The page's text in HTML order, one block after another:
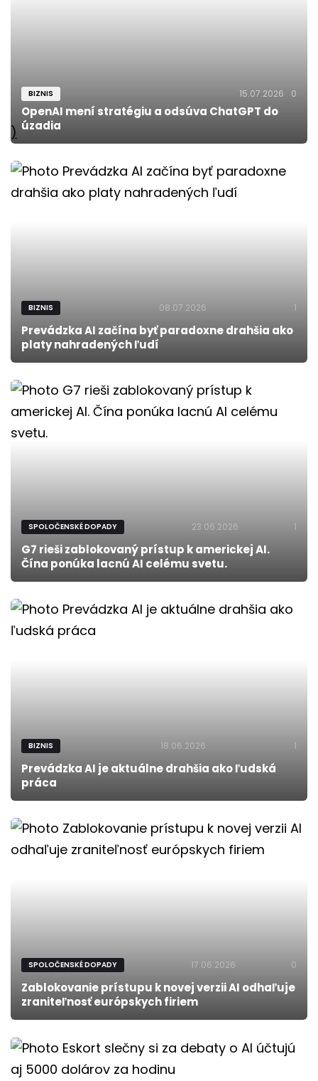
)
BIZNIS 15.07.2026 0
OpenAI mení stratégiu a odsúva ChatGPT do
úzadia
BIZNIS 08.07.2026 1
Prevádzka AI začína byť paradoxne drahšia ako
platy nahradených ľudí
SPOLOČENSKÉ DOPADY 23.06.2026 1
G7 rieši zablokovaný prístup k americkej AI.
Čína ponúka lacnú AI celému svetu.
BIZNIS 18.06.2026 1
Prevádzka AI je aktuálne drahšia ako ľudská
práca
SPOLOČENSKÉ DOPADY 17.06.2026 0
Zablokovanie prístupu k novej verzii AI odhaľuje
zraniteľnosť európskych firiem